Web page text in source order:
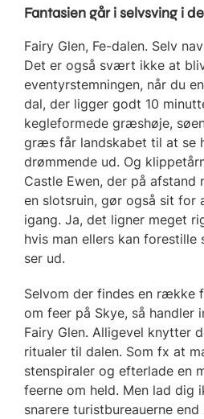
Fantasien går i selvsving i
Fairy Glen, Fe-dalen. Selv
Det er også svært ikke at
eventyrstemningen, når du
dal, der ligger godt 10
kegleformede græshøje,
græs får landskabet til at se
drømmende ud. Og
Castle Ewen, der på afstand
en slotsruin, gør også sit for
igang. Ja, det ligner meget
hvis man ellers kan forestille
ser ud.
Selvom der findes en
om feer på Skye, så handler
Fairy Glen. Alligevel knytter
ritualer til dalen. Som fx at
stenspiraler og efterlade en
feerne om held. Men lad dig
snarere turistbureauerne